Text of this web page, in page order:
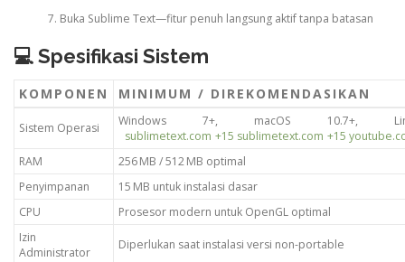
Buka Sublime Text—fitur penuh langsung aktif tanpa batasan
💻 Spesifikasi Sistem
KOMPONEN MINIMUM / DIREKOMENDASIKAN
Sistem Operasi
Windows 7+, macOS 10.7+, Linux
sublimetext.com +15 sublimetext.com +15
RAM
256 MB / 512 MB optimal
Penyimpanan
15 MB untuk instalasi dasar
CPU
Prosesor modern untuk OpenGL optimal
Izin
Administrator
Diperlukan saat instalasi versi non-portable